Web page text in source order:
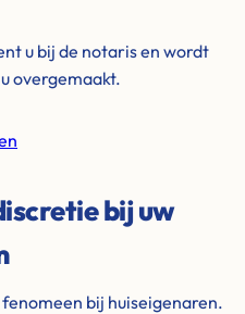
u bij de notaris en wordt
overgemaakt.
bij uw
bij huiseigenaren.